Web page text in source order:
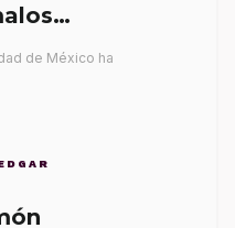
de México ha